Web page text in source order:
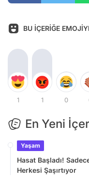
BU İÇERİĞE
1 1 0
En Yeni
Yaşam
Hasat Başladı!
Herkesi Şaşırtıyor